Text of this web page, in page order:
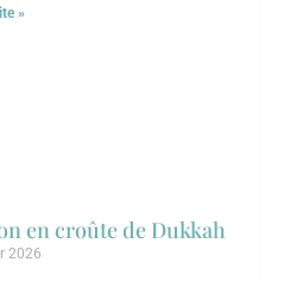
»
en croûte de Dukkah
2026